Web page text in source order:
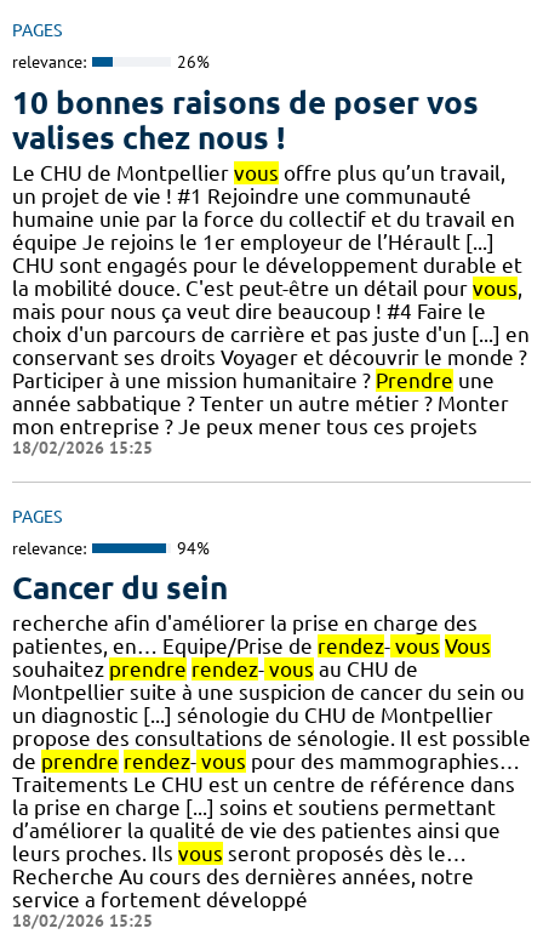
PAGES
relevance: 26%
10 bonnes raisons de poser vos
valises chez nous !
Le CHU de Montpellier vous offre plus qu’un travail,
un projet de vie ! #1 Rejoindre une communauté
humaine unie par la force du collectif et du travail en
équipe Je rejoins le 1er employeur de l’Hérault [...]
CHU sont engagés pour le développement durable et
la mobilité douce. C'est peut-être un détail pour vous
mais pour nous ça veut dire beaucoup ! #4 Faire le
choix d'un parcours de carrière et pas juste d'un [...] en
conservant ses droits Voyager et découvrir le monde ?
Participer à une mission humanitaire ? Prendre une
année sabbatique ? Tenter un autre métier ? Monter
mon entreprise ? Je peux mener tous ces projets
18/02/2026 15:25
PAGES
relevance: 94%
Cancer du sein
recherche afin d'améliorer la prise en charge des
patientes, en… Equipe/Prise de rendez- vous Vous
souhaitez prendre rendez- vous au CHU de
Montpellier suite à une suspicion de cancer du sein ou
un diagnostic [...] sénologie du CHU de Montpellier
propose des consultations de sénologie. Il est possible
de prendre rendez- vous pour des mammographies…
Traitements Le CHU est un centre de référence dans
la prise en charge [...] soins et soutiens permettant
d’améliorer la qualité de vie des patientes ainsi que
leurs proches. Ils vous seront proposés dès le…
Recherche Au cours des dernières années, notre
service a fortement développé
18/02/2026 15:25